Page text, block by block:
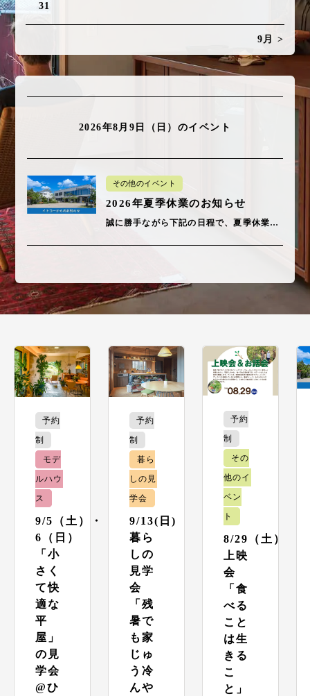
31
9月 >
2026年8月9日（日） のイベント
その他のイベント
2026年夏季休業のお知らせ
誠に勝手ながら下記の日程で、夏季休業とさせていただきます。 8/9（日）～8/16（日） ※なお、本社事務所には少人数当…
予約
制
モデ
ルハウ
ス
9/5（土）・
6（日）
「小
さく
て快
適な
平
屋」
の見
学会
@ひ
予約
制
暮ら
しの見
学会
9/13(日)
暮ら
しの
見学
会
「残
暑で
も家
じゅ
う冷
んや
予約
制
その
他のイ
ベン
ト
8/29（土）
上映
会
「食
べる
こと
は生
きる
こ
と」